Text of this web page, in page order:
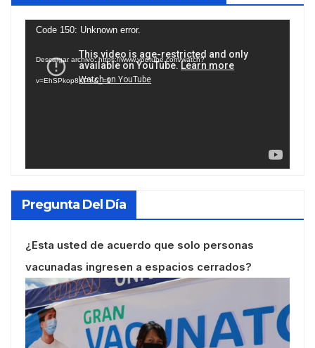
Reproductor
vídeo
Code 150: Unknown error.
Descargar archivo: https://www.youtube.com/watch?
v=EhSPkop8KPY&_=1
Pregunta Del Día
¿Esta usted de acuerdo que solo personas
vacunadas ingresen a espacios cerrados?